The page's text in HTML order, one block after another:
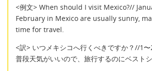
<例文> When should I visit Mexico?//
February in Mexico are usually sunny,
time for travel.
<訳> いつメキシコへ行くべきですか？//1
普段天気がいいので、旅行するのにベストシ